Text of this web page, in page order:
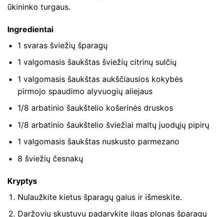
ūkininko turgaus.
Ingredientai
1 svaras šviežių šparagų
1 valgomasis šaukštas šviežių citrinų sulčių
1 valgomasis šaukštas aukščiausios kokybės
pirmojo spaudimo alyvuogių aliejaus
1/8 arbatinio šaukštelio košerinės druskos
1/8 arbatinio šaukštelio šviežiai maltų juodųjų pipirų
1 valgomasis šaukštas nuskusto parmezano
8 šviežių česnakų
Kryptys
Nulaužkite kietus šparagų galus ir išmeskite.
Daržovių skustuvu padarykite ilgas plonas šparagų